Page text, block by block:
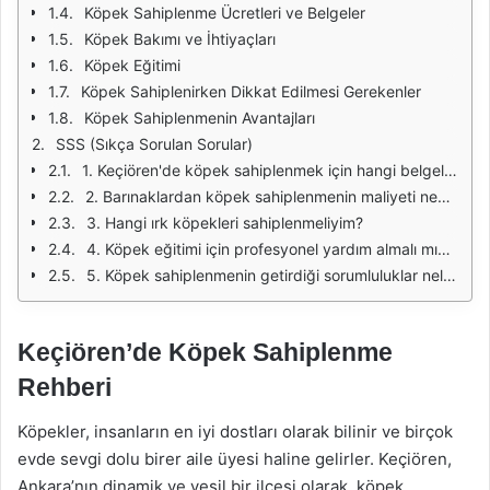
Köpek Sahiplenme Ücretleri ve Belgeler
Köpek Bakımı ve İhtiyaçları
Köpek Eğitimi
Köpek Sahiplenirken Dikkat Edilmesi Gerekenler
Köpek Sahiplenmenin Avantajları
SSS (Sıkça Sorulan Sorular)
1. Keçiören'de köpek sahiplenmek için hangi belgeler gereklidir?
2. Barınaklardan köpek sahiplenmenin maliyeti nedir?
3. Hangi ırk köpekleri sahiplenmeliyim?
4. Köpek eğitimi için profesyonel yardım almalı mıyım?
5. Köpek sahiplenmenin getirdiği sorumluluklar nelerdir?
Keçiören’de Köpek Sahiplenme
Rehberi
Köpekler, insanların en iyi dostları olarak bilinir ve birçok
evde sevgi dolu birer aile üyesi haline gelirler. Keçiören,
Ankara’nın dinamik ve yeşil bir ilçesi olarak, köpek